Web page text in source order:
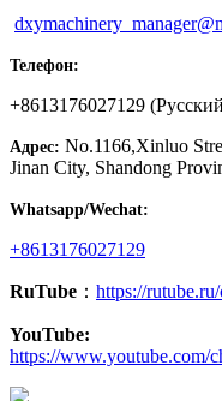
Телефон:
+8613176027129
Адрес: No.1166,Xinluo
Jinan City, Shandong
Whatsapp/Wechat:
+8613176027129
RuTube ： https://
YouTube:
https://